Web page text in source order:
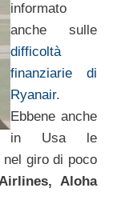
informato
anche sulle
difficoltà
finanziarie di
Ryanair.
Ebbene anche
in Usa le
nel giro di poco
Aloha